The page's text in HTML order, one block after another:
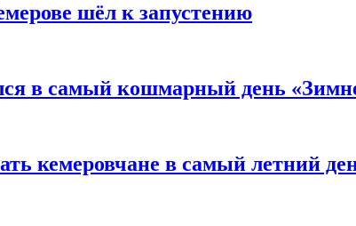
шёл к запустению
в самый кошмарный день
кемеровчане в самый летний